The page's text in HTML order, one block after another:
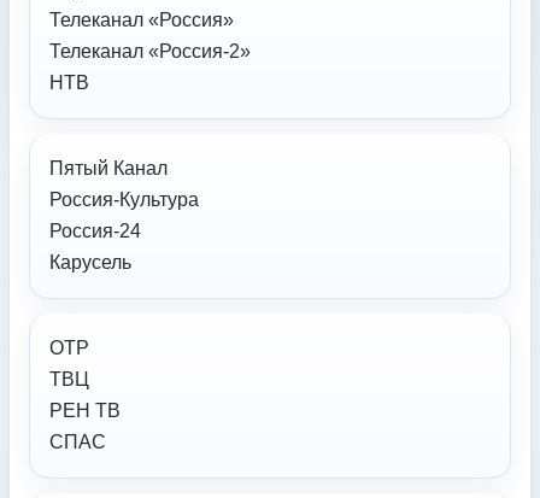
Телеканал «Россия»
Телеканал «Россия-2»
НТВ
Пятый Канал
Россия-Культура
Россия-24
Карусель
ОТР
ТВЦ
РЕН ТВ
СПАС